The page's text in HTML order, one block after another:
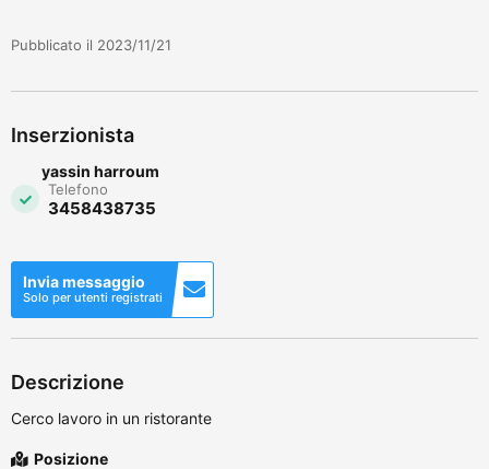
Pubblicato il 2023/11/21
Inserzionista
yassin harroum
Telefono
3458438735
Invia messaggio
Solo per utenti registrati
Descrizione
Cerco lavoro in un ristorante
Posizione